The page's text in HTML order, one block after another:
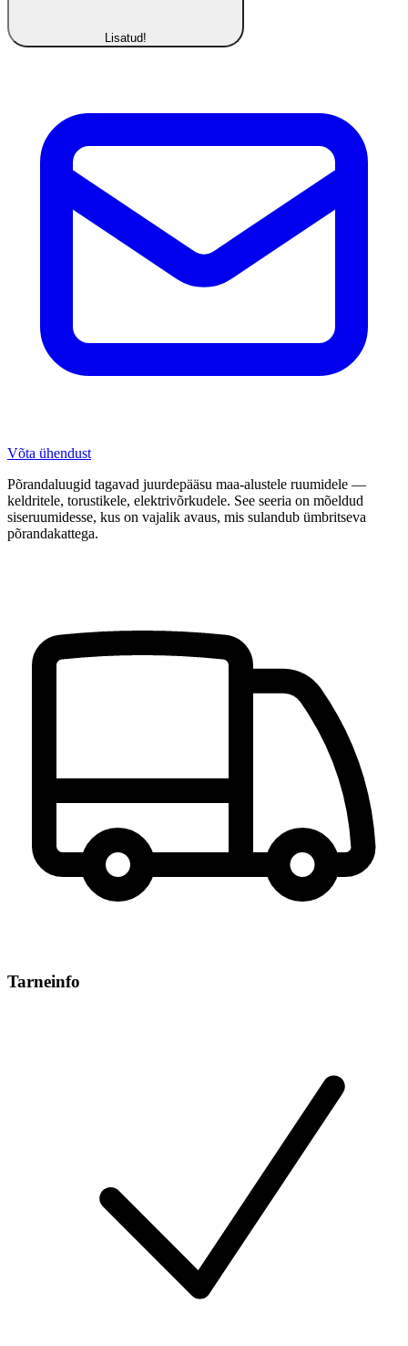
Lisatud!
Võta ühendust
Põrandaluugid tagavad juurdepääsu maa-alustele ruumidele —
keldritele, torustikele, elektrivõrkudele. See seeria on mõeldud
siseruumidesse, kus on vajalik avaus, mis sulandub ümbritseva
põrandakattega.
Tarneinfo